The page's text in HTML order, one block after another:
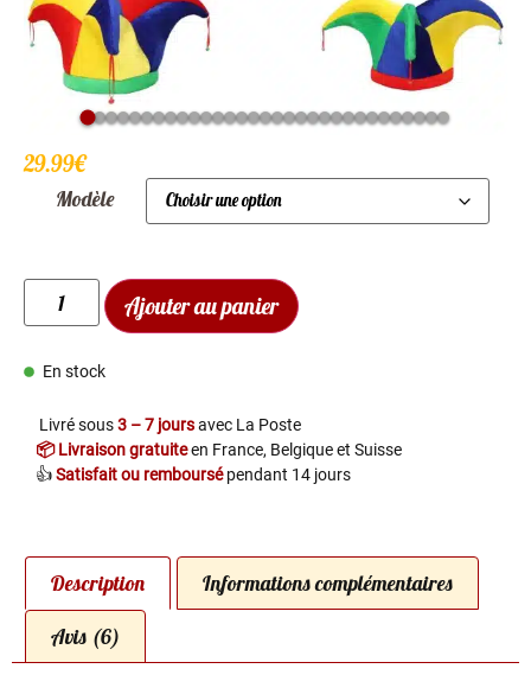
29.99€
Modèle
Ajouter au panier
En stock
Livré sous3 – 7 joursavec La Poste
📦 Livraison gratuiteen France, Belgique et Suisse
👍Satisfait ou remboursépendant 14 jours
Description Informations complémentaires
Avis (6)